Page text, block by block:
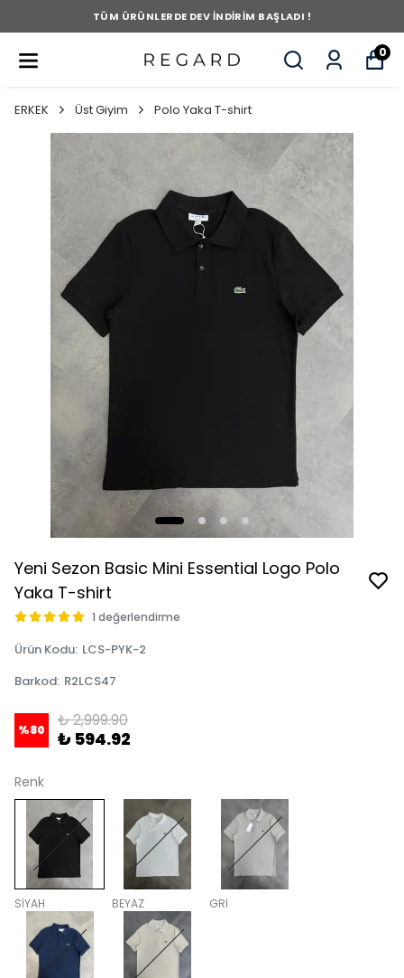
TÜM ÜRÜNLERDE DEV İNDİRİM BAŞLADI !
0
ERKEK Üst Giyim Polo Yaka T-shirt
Yeni Sezon Basic Mini Essential Logo Polo
Yaka T-shirt
1 değerlendirme
Ürün Kodu: LCS-PYK-2
Barkod: R2LCS47
%80 ₺ 2,999.90
₺ 594.92
Renk
SİYAH BEYAZ GRİ